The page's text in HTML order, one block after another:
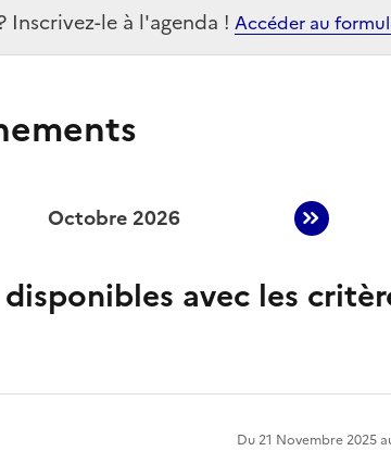
Inscrivez-le à l'agenda ! Accéder au
Octobre 2026
événements du mois
avec les
Du 21 Novembre 2025